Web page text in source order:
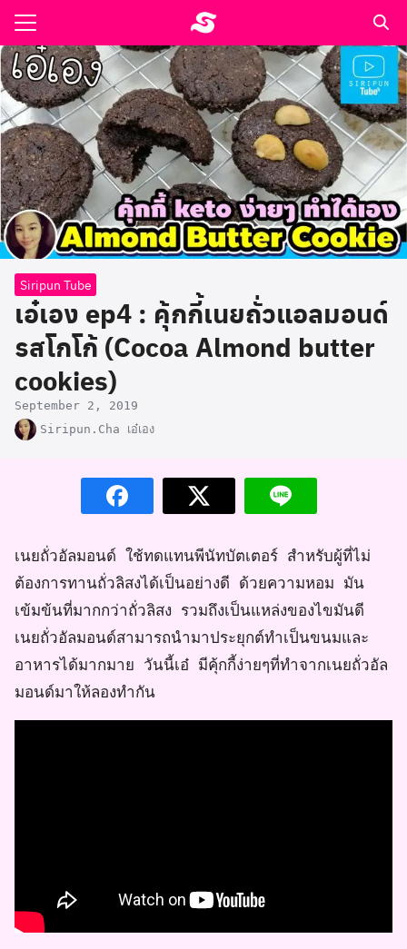
Skip
to
content
อาหาร ตำรับเอ๋
า90+1
รแกรมคำนวนเพื่อสุขภาพ
Search
for:
Siripun Tube
เอ๋เอง ep4 : คุ้กกี้เนยถั่วแอลมอนด์
รสโกโก้ (Cocoa Almond butter
cookies)
September 2, 2019
Siripun.Cha เอ๋เอง
เนยถั่วอัลมอนด์ ใช้ทดแทนพีนัทบัตเตอร์ สำหรับผู้ที่ไม่
ต้องการทานถั่วลิสงได้เป็นอย่างดี ด้วยความหอม มัน
เข้มข้นที่มากกว่าถั่วลิสง รวมถึงเป็นแหล่งของไขมันดี
เนยถั่วอัลมอนด์สามารถนำมาประยุกต์ทำเป็นขนมและ
อาหารได้มากมาย วันนี้เอ๋ มีคุ้กกี้ง่ายๆที่ทำจากเนยถั่วอัล
มอนด์มาให้ลองทำกัน